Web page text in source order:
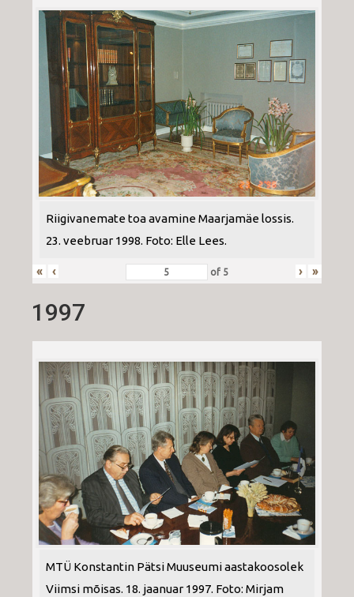
Riigivanemate toa avamine Maarjamäe lossis.
23. veebruar 1998. Foto: Elle Lees.
« ‹ of 5 › »
1997
MTÜ Konstantin Pätsi Muuseumi aastakoosolek
Viimsi mõisas. 18. jaanuar 1997. Foto: Mirjam